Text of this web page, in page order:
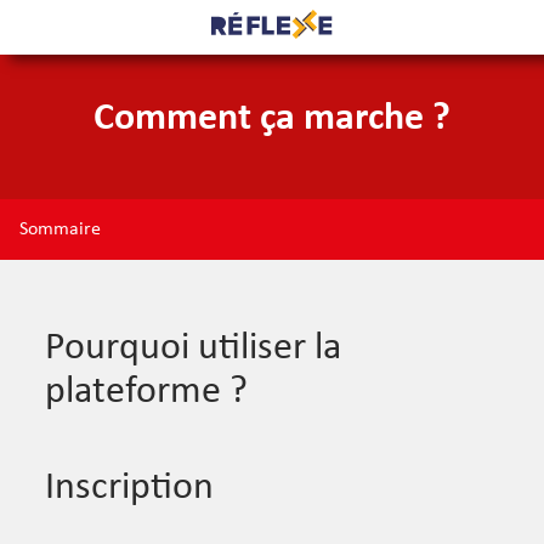
Comment ça marche ?
Sommaire
Pourquoi utiliser la
plateforme ?
Inscription